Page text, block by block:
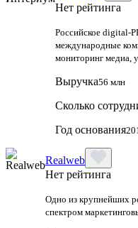
Нет рейтинга
Российское digital-
международные
мониторинг медиа,
Выручка56 млн
Сколько
Год основания
Realweb
Нет рейтинга
Одно из крупнейших
спектром